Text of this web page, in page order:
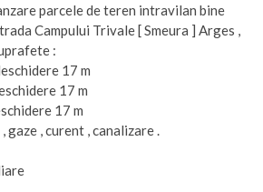
parcele de teren intravilan bine
Campului Trivale [ Smeura ] Arges ,
:
17 m
17 m
17 m
, curent , canalizare .